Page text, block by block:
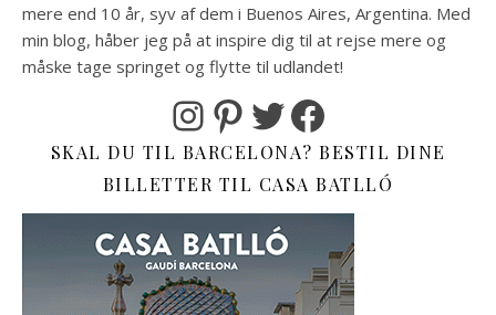
mere end 10 år, syv af dem i Buenos Aires, Argentina. Med
min blog, håber jeg på at inspire dig til at rejse mere og
måske tage springet og flytte til udlandet!
InstagramPinterestTwitterFacebook
SKAL DU TIL BARCELONA? BESTIL DINE
BILLETTER TIL CASA BATLLÓ